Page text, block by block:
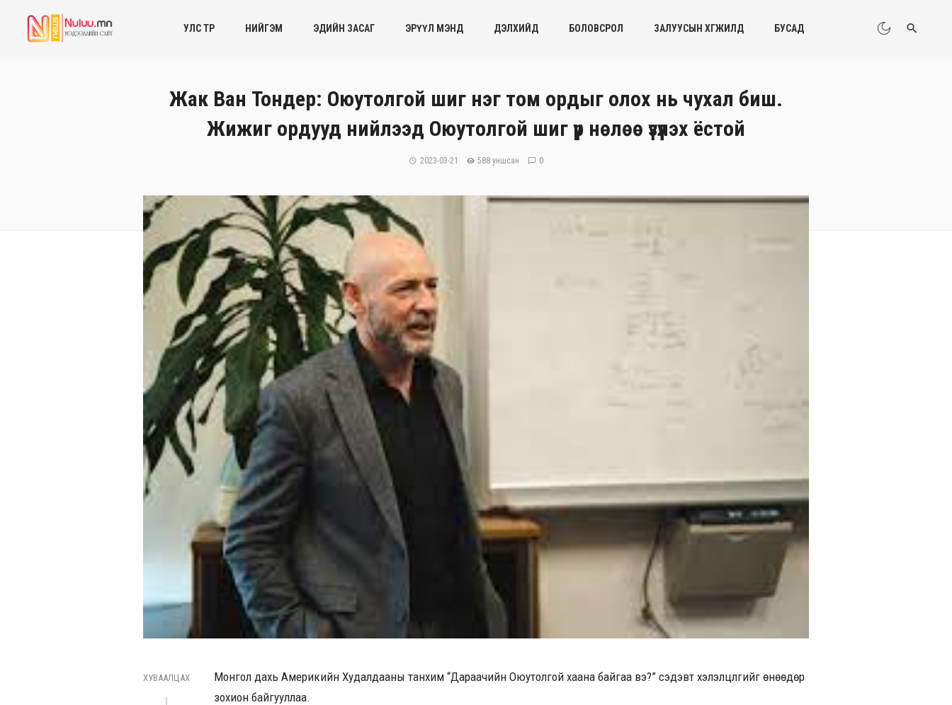
УЛС ТӨР НИЙГЭМ ЭДИЙН ЗАСАГ ЭРҮҮЛ МЭНД ДЭЛХИЙД БОЛОВСРОЛ ЗАЛУУСЫН ХӨГЖИЛД БУСАД
Жак Ван Тондер: Оюутолгой шиг нэг том ордыг олох нь чухал биш.
Жижиг ордууд нийлээд Оюутолгой шиг үр нөлөө үзүүлэх ёстой
2023-03-21 588 уншсан 0
ХУВААЛЦАХ
Монгол дахь Америкийн Худалдааны танхим “Дараачийн Оюутолгой хаана байгаа вэ?” сэдэвт хэлэлцүүлгийг өнөөдөр
зохион байгууллаа.